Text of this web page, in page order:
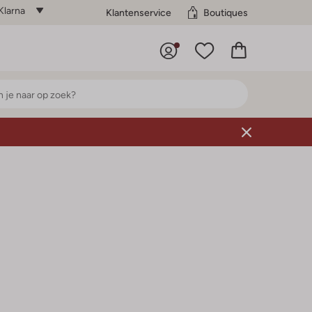
Klantenservice Boutiques